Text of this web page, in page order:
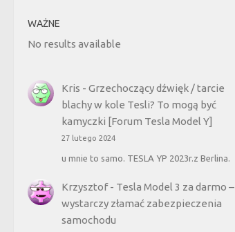
WAŻNE
No results available
Kris - Grzechoczący dźwięk / tarcie
blachy w kole Tesli? To mogą być
kamyczki [Forum Tesla Model Y]
27 lutego 2024
u mnie to samo. TESLA YP 2023r.z Berlina.
Krzysztof- Tesla Model 3 za darmo –
wystarczy złamać zabezpieczenia
samochodu